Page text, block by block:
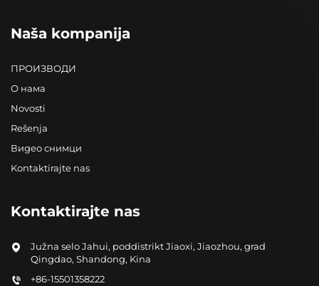
Naša kompanija
ПРОИЗВОДИ
О нама
Novosti
Rešenja
Видео снимци
Kontaktirajte nas
Kontaktirajte nas
Južna selo Jahui, poddistrikt Jiaoxi, Jiaozhou, grad
Qingdao, Shandong, Kina
+86-15501358222